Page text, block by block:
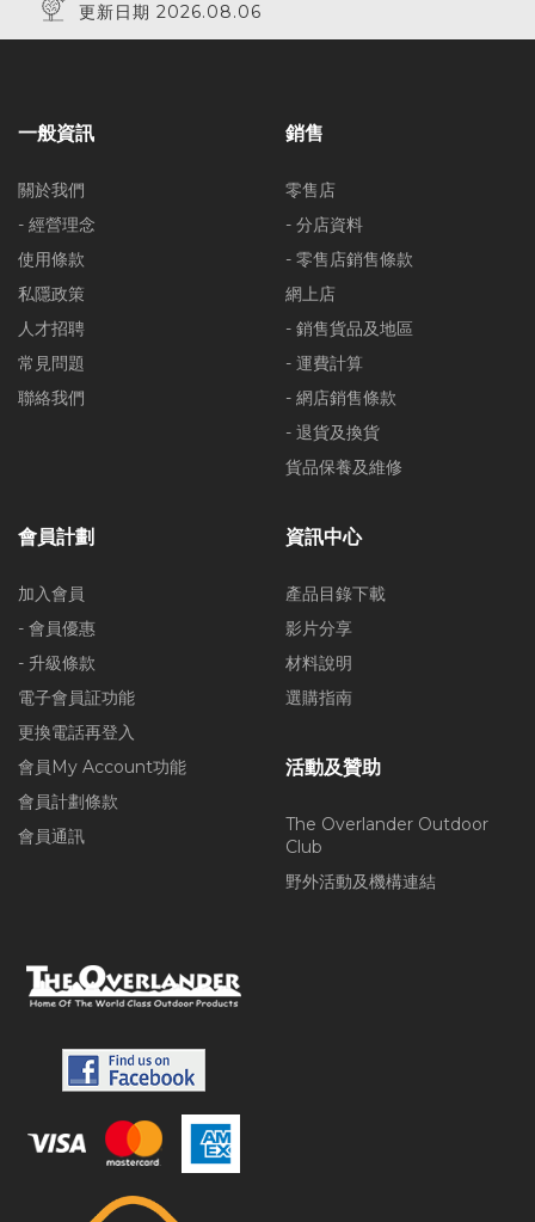
更新日期 2026.08.06
一般資訊
關於我們
- 經營理念
使用條款
私隱政策
人才招聘
常見問題
聯絡我們
銷售
零售店
- 分店資料
- 零售店銷售條款
網上店
- 銷售貨品及地區
- 運費計算
- 網店銷售條款
- 退貨及換貨
貨品保養及維修
會員計劃
加入會員
- 會員優惠
- 升級條款
電子會員証功能
更換電話再登入
會員My Account功能
會員計劃條款
會員通訊
資訊中心
產品目錄下載
影片分享
材料說明
選購指南
活動及贊助
The Overlander Outdoor
Club
野外活動及機構連結